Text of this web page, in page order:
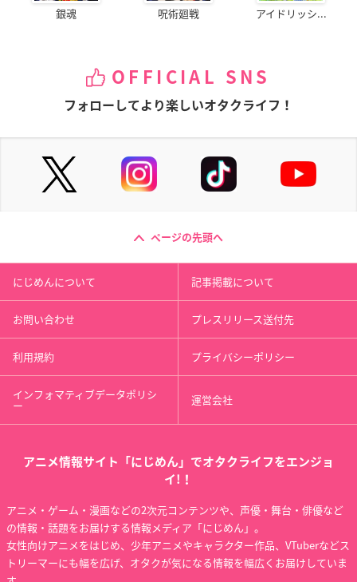
銀魂 呪術廻戦 アイドリッシ...
OFFICIAL SNS
フォローしてより楽しいオタクライフ！
ページの先頭へ
にじめんについて 記事掲載について
お問い合わせ プレスリリース送付先
利用規約 プライバシーポリシー
インフォマティブデータポリシ
ー 運営会社
アニメ情報サイト「にじめん」でオタクライフをエンジョ
イ!！
アニメ・ゲーム・漫画などの2次元コンテンツや、声優・舞台・俳優など
の情報・話題をお届けする情報メディア「にじめん」。
女性向けアニメをはじめ、少年アニメやキャラクター作品、VTuberなどス
トリーマーにも幅を広げ、オタクが気になる情報を幅広くお届けしていま